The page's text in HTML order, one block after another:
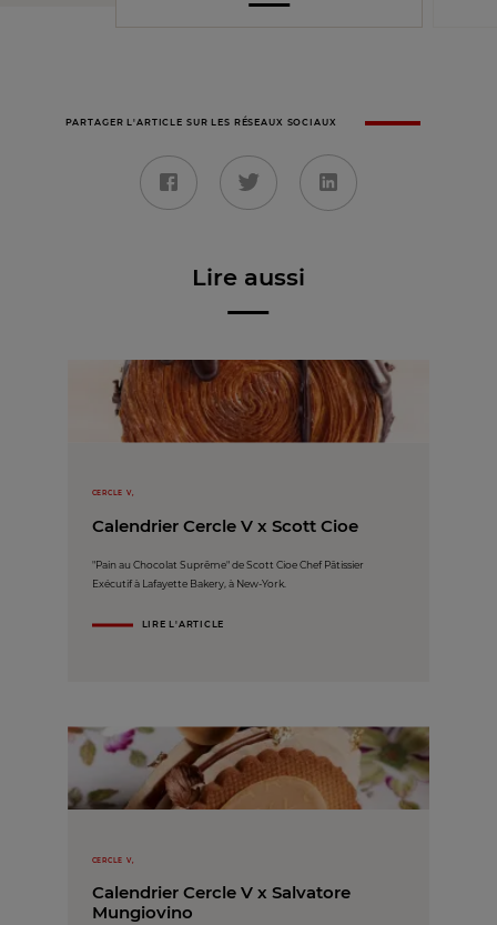
PARTAGER L'ARTICLE SUR LES RÉSEAUX SOCIAUX
Lire aussi
CERCLE V,
Calendrier Cercle V x Scott Cioe
"Pain au Chocolat Suprême" de Scott Cioe Chef Pâtissier
Exécutif à Lafayette Bakery, à New-York.
LIRE L'ARTICLE
CERCLE V,
Calendrier Cercle V x Salvatore
Mungiovino